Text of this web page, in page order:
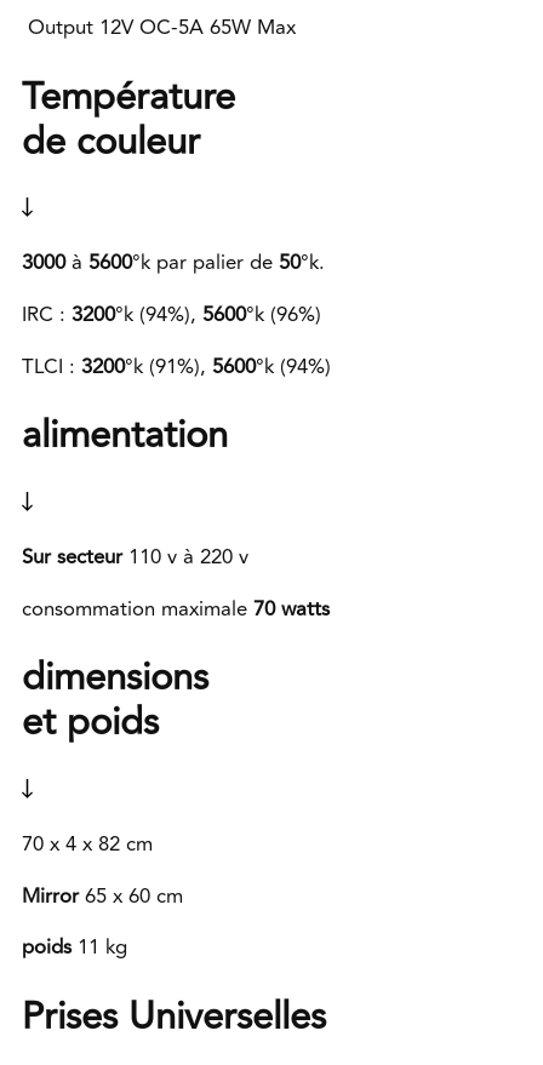
Output 12V OC-5A 65W Max
Température
de couleur
3000à 5600°k par palier de50°k.
IRC : 3200°k (94%), 5600°k (96%)
TLCI : 3200°k (91%), 5600°k (94%)
alimentation
Sursecteur110 v à 220 v
consommation maximale70watts
dimensions
et poids
70 x 4 x 82 cm
Mirror65 x 60 cm
poids11 kg
Prises Universelles